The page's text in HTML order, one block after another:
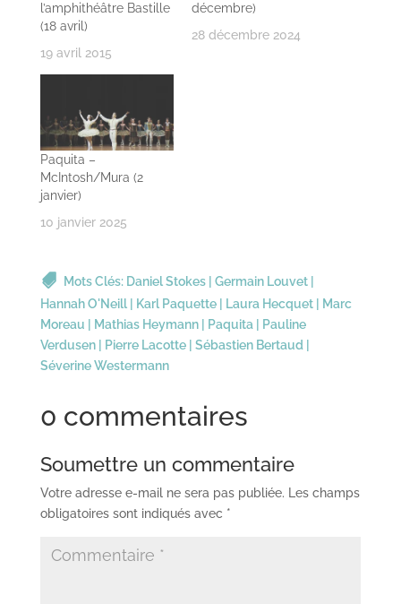
l’amphithéâtre Bastille
(18 avril)
19 avril 2015
décembre)
28 décembre 2024
Paquita –
McIntosh/Mura (2
janvier)
10 janvier 2025
Mots Clés: Daniel Stokes| Germain Louvet|
Hannah O'Neill| Karl Paquette| Laura Hecquet|
Marc
Moreau
Mathias Heymann| Paquita|
Pauline
Verdusen| Pierre Lacotte| Sébastien Bertaud|
Séverine Westermann
0 commentaires
Soumettre un commentaire
Votre adresse e-mail ne sera pas publiée. Les champs
obligatoires sont indiqués avec *